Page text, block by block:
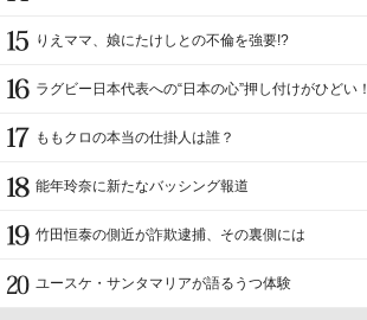
りえママ、娘にたけしとの不倫を強要!?
ラグビー日本代表への“日本の心”押し付けがひどい！
ももクロの本当の仕掛人は誰？
能年玲奈に新たなバッシング報道
竹田恒泰の側近が詐欺逮捕、その裏側には
ユースケ・サンタマリアが語るうつ体験